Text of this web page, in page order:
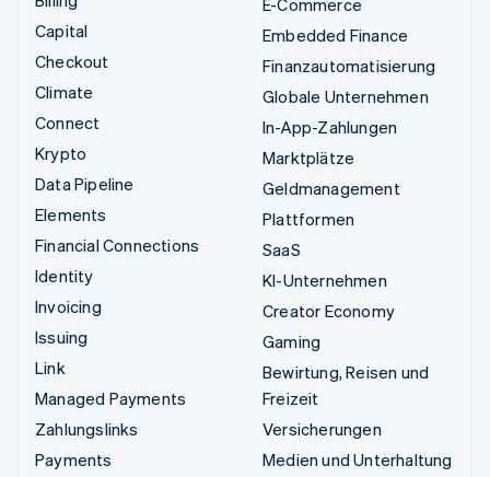
Capital
Checkout
Climate
Connect
Krypto
Data Pipeline
Elements
Financial Connections
Identity
Invoicing
Issuing
Link
Managed Payments
Zahlungslinks
Payments
E-Commerce
Embedded Finance
Finanzautomatisierung
Globale Unternehmen
In-App-Zahlungen
Marktplätze
Geldmanagement
Plattformen
SaaS
KI-Unternehmen
Creator Economy
Gaming
Bewirtung, Reisen und
Freizeit
Versicherungen
Medien und Unterhaltung